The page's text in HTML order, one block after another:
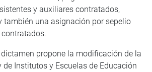
y auxiliares contratados,
también una asignación por sepelio
dictamen propone la modificación de la
de Institutos y Escuelas de Educación